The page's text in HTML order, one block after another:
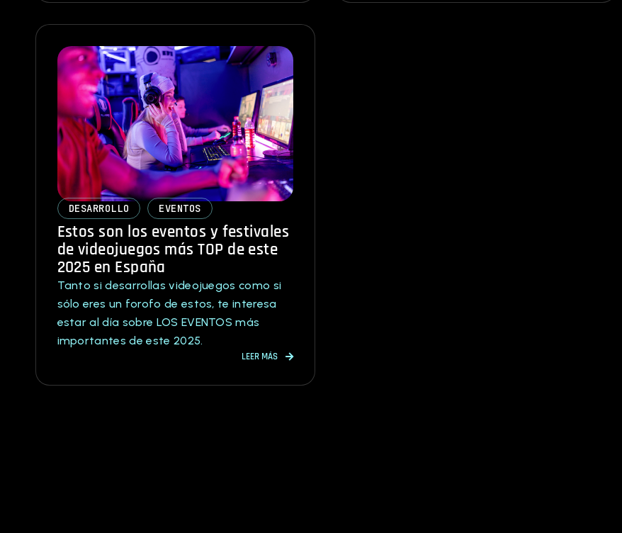
DESARROLLO EVENTOS
Estos son los eventos y festivales
de videojuegos más TOP de este
2025 en España
Tanto si desarrollas videojuegos como si
sólo eres un forofo de estos, te interesa
estar al día sobre LOS EVENTOS más
importantes de este 2025.
LEER MÁS